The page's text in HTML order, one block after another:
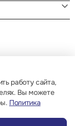
работу сайта,
Вы можете
Политика